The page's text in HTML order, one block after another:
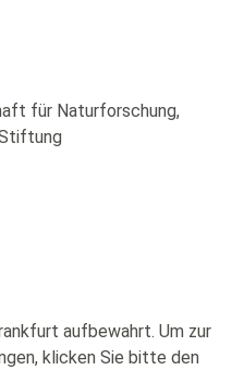
für Naturforschung,
aufbewahrt. Um zur
klicken Sie bitte den